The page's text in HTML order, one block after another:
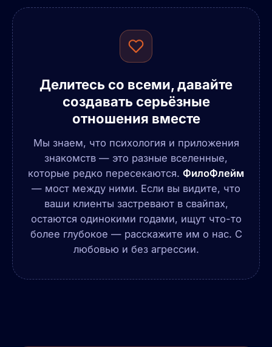
Делитесь со всеми, давайте
создавать серьёзные
отношения вместе
Мы знаем, что психология и приложения
знакомств — это разные вселенные,
которые редко пересекаются. ФилоФлейм
— мост между ними. Если вы видите, что
ваши клиенты застревают в свайпах,
остаются одинокими годами, ищут что-то
более глубокое — расскажите им о нас. С
любовью и без агрессии.